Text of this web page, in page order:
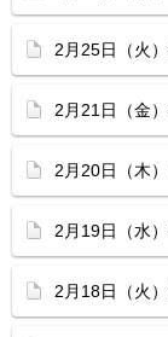
2月25日（火
2月21日（金
2月20日（木
2月19日（水
2月18日（火